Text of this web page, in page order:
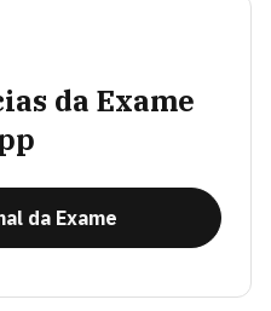
da Exame
da Exame